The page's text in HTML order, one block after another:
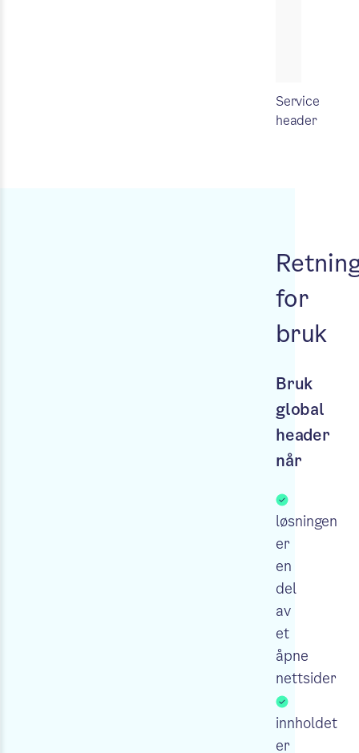
Service
header
for
bruk
Bruk
global
header
når
løsningen
er
en
del
av
et
åpne
nettsider
innholdet
er